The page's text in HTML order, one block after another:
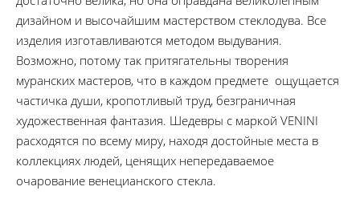
дизайном и высочайшим мастерством стеклодува. Все
изделия изготавливаются методом выдувания.
Возможно, потому так притягательны творения
муранских мастеров, что в каждом предмете ощущается
частичка души, кропотливый труд, безграничная
художественная фантазия. Шедевры с маркой VENINI
расходятся по всему миру, находя достойные места в
коллекциях людей, ценящих непередаваемое
очарование венецианского стекла.